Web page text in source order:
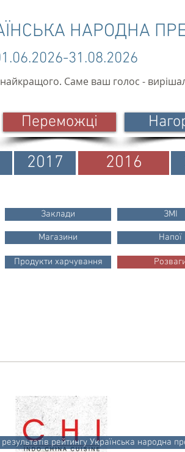
НАРОДНА
31.08.2026
найкращого. Саме ваш голос -
Переможці
2017 2016
Заклади ЗМІ
Магазини Напої
Продукти харчування
рейтингу Українська народна